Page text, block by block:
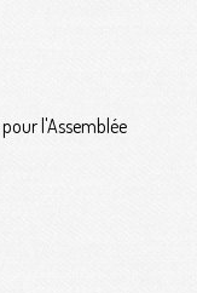
l'Assemblée